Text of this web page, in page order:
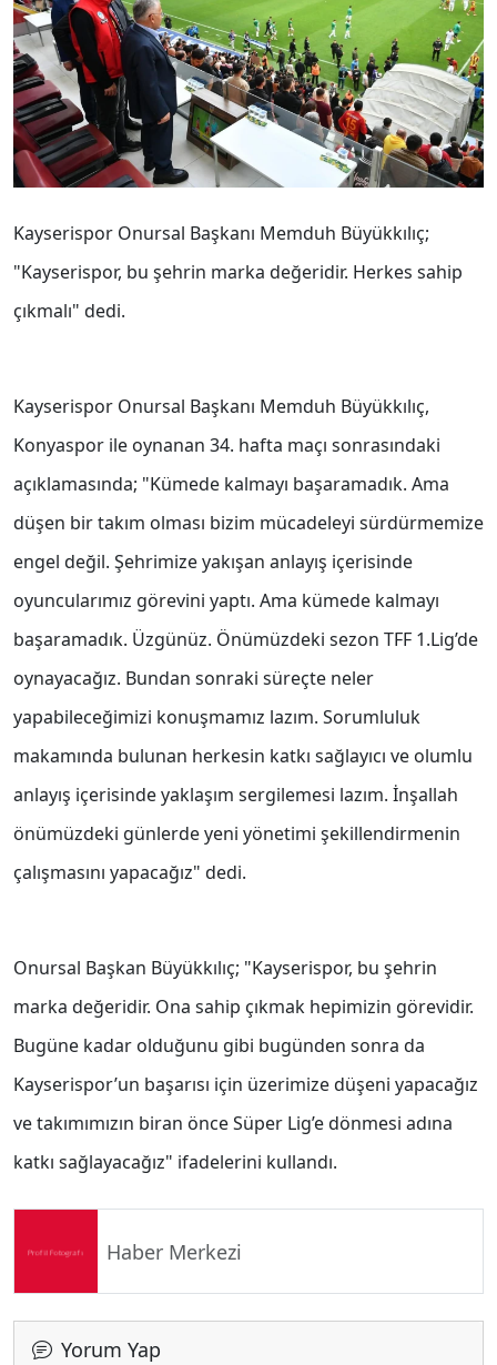
Kayserispor Onursal Başkanı Memduh Büyükkılıç;
"Kayserispor, bu şehrin marka değeridir. Herkes sahip
çıkmalı" dedi.
Kayserispor Onursal Başkanı Memduh Büyükkılıç,
Konyaspor ile oynanan 34. hafta maçı sonrasındaki
açıklamasında; "Kümede kalmayı başaramadık. Ama
düşen bir takım olması bizim mücadeleyi sürdürmemize
engel değil. Şehrimize yakışan anlayış içerisinde
oyuncularımız görevini yaptı. Ama kümede kalmayı
başaramadık. Üzgünüz. Önümüzdeki sezon TFF 1.Lig’de
oynayacağız. Bundan sonraki süreçte neler
yapabileceğimizi konuşmamız lazım. Sorumluluk
makamında bulunan herkesin katkı sağlayıcı ve olumlu
anlayış içerisinde yaklaşım sergilemesi lazım. İnşallah
önümüzdeki günlerde yeni yönetimi şekillendirmenin
çalışmasını yapacağız" dedi.
Onursal Başkan Büyükkılıç; "Kayserispor, bu şehrin
marka değeridir. Ona sahip çıkmak hepimizin görevidir.
Bugüne kadar olduğunu gibi bugünden sonra da
Kayserispor’un başarısı için üzerimize düşeni yapacağız
ve takımımızın biran önce Süper Lig’e dönmesi adına
katkı sağlayacağız" ifadelerini kullandı.
Haber Merkezi
Yorum Yap